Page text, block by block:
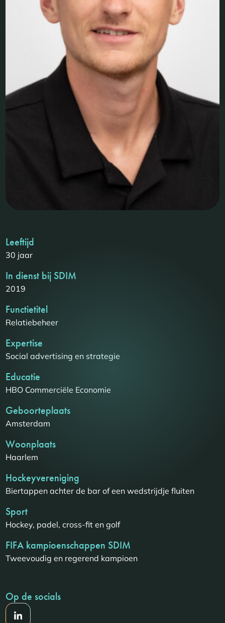
Leeftijd
30 jaar
In dienst bij SDIM
2019
Functietitel
Relatiebeheer
Expertise
Social advertising en strategie
Educatie
HBO Commerciële Economie
Geboorteplaats
Amsterdam
Woonplaats
Haarlem
Hockeyvereniging
Biertappen achter de bar of een wedstrijdje fluiten
Sport
Hockey, padel, cross-fit en golf
FIFA kampioenschappen SDIM
Tweevoudig en regerend kampioen
Op de socials